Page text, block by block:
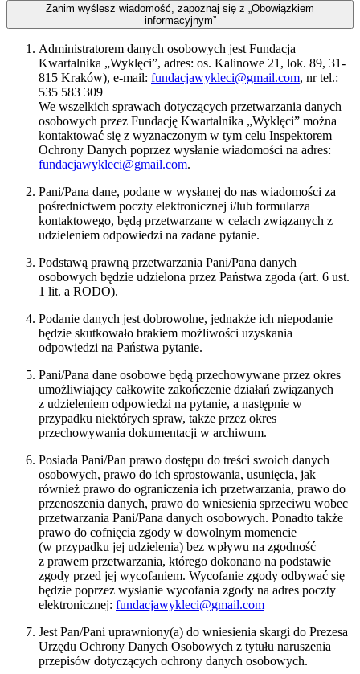
Zanim wyślesz wiadomość, zapoznaj się z „Obowiązkiem
informacyjnym”
Administratorem danych osobowych jest Fundacja
Kwartalnika „Wyklęci”, adres: os. Kalinowe 21, lok. 89, 31-
815 Kraków), e-mail: fundacjawykleci@gmail.com, nr tel.:
535 583 309
We wszelkich sprawach dotyczących przetwarzania danych
osobowych przez Fundację Kwartalnika „Wyklęci” można
kontaktować się z wyznaczonym w tym celu Inspektorem
Ochrony Danych poprzez wysłanie wiadomości na adres:
fundacjawykleci@gmail.com.
Pani/Pana dane, podane w wysłanej do nas wiadomości za
pośrednictwem poczty elektronicznej i/lub formularza
kontaktowego, będą przetwarzane w celach związanych z
udzieleniem odpowiedzi na zadane pytanie.
Podstawą prawną przetwarzania Pani/Pana danych
osobowych będzie udzielona przez Państwa zgoda (art. 6 ust.
1 lit. a RODO).
Podanie danych jest dobrowolne, jednakże ich niepodanie
będzie skutkowało brakiem możliwości uzyskania
odpowiedzi na Państwa pytanie.
Pani/Pana dane osobowe będą przechowywane przez okres
umożliwiający całkowite zakończenie działań związanych
z udzieleniem odpowiedzi na pytanie, a następnie w
przypadku niektórych spraw, także przez okres
przechowywania dokumentacji w archiwum.
Posiada Pani/Pan prawo dostępu do treści swoich danych
osobowych, prawo do ich sprostowania, usunięcia, jak
również prawo do ograniczenia ich przetwarzania, prawo do
przenoszenia danych, prawo do wniesienia sprzeciwu wobec
przetwarzania Pani/Pana danych osobowych. Ponadto także
prawo do cofnięcia zgody w dowolnym momencie
(w przypadku jej udzielenia) bez wpływu na zgodność
z prawem przetwarzania, którego dokonano na podstawie
zgody przed jej wycofaniem. Wycofanie zgody odbywać się
będzie poprzez wysłanie wycofania zgody na adres poczty
elektronicznej: fundacjawykleci@gmail.com
Jest Pan/Pani uprawniony(a) do wniesienia skargi do Prezesa
Urzędu Ochrony Danych Osobowych z tytułu naruszenia
przepisów dotyczących ochrony danych osobowych.